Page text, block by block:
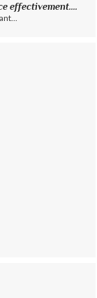
effectivement....